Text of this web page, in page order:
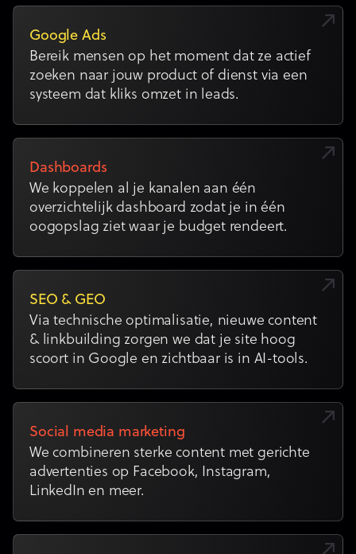
Google Ads
Bereik mensen op het moment dat ze actief
zoeken naar jouw product of dienst via een
systeem dat kliks omzet in leads.
Dashboards
We koppelen al je kanalen aan één
overzichtelijk dashboard zodat je in één
oogopslag ziet waar je budget rendeert.
SEO & GEO
Via technische optimalisatie, nieuwe content
& linkbuilding zorgen we dat je site hoog
scoort in Google en zichtbaar is in AI-tools.
Social media marketing
We combineren sterke content met gerichte
advertenties op Facebook, Instagram,
LinkedIn en meer.